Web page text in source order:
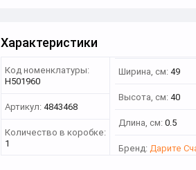
Характеристики
Код номенклатуры:
Н501960
Артикул: 4843468
Количество в коробке:
1
Ширина, см: 49
Высота, см: 40
Длина, см: 0.5
Бренд: Дарите